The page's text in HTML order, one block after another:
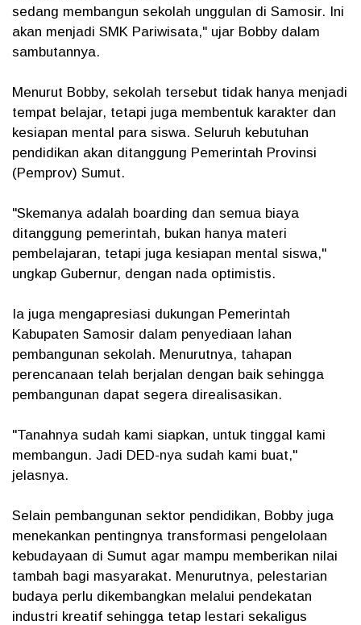
sedang membangun sekolah unggulan di Samosir. Ini
akan menjadi SMK Pariwisata," ujar Bobby dalam
sambutannya.
Menurut Bobby, sekolah tersebut tidak hanya menjadi
tempat belajar, tetapi juga membentuk karakter dan
kesiapan mental para siswa. Seluruh kebutuhan
pendidikan akan ditanggung Pemerintah Provinsi
(Pemprov) Sumut.
"Skemanya adalah boarding dan semua biaya
ditanggung pemerintah, bukan hanya materi
pembelajaran, tetapi juga kesiapan mental siswa,"
ungkap Gubernur, dengan nada optimistis.
Ia juga mengapresiasi dukungan Pemerintah
Kabupaten Samosir dalam penyediaan lahan
pembangunan sekolah. Menurutnya, tahapan
perencanaan telah berjalan dengan baik sehingga
pembangunan dapat segera direalisasikan.
"Tanahnya sudah kami siapkan, untuk tinggal kami
membangun. Jadi DED-nya sudah kami buat,"
jelasnya.
Selain pembangunan sektor pendidikan, Bobby juga
menekankan pentingnya transformasi pengelolaan
kebudayaan di Sumut agar mampu memberikan nilai
tambah bagi masyarakat. Menurutnya, pelestarian
budaya perlu dikembangkan melalui pendekatan
industri kreatif sehingga tetap lestari sekaligus